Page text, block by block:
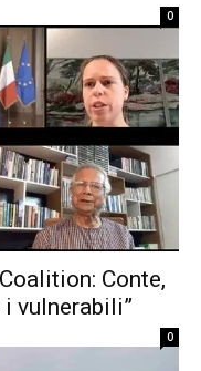
0
Conte,
vulnerabili”
0